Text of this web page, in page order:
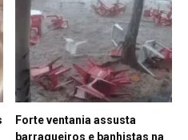
Forte ventania assusta
barraqueiros e banhistas na